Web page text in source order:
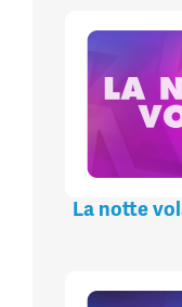
La notte